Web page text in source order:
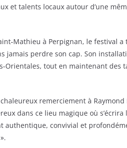
et talents locaux autour d’une
à Perpignan, le festival
jamais perdre son cap. Son
tout en maintenant
remerciement à Raymond
dans ce lieu magique où s’écrira
authentique, convivial et